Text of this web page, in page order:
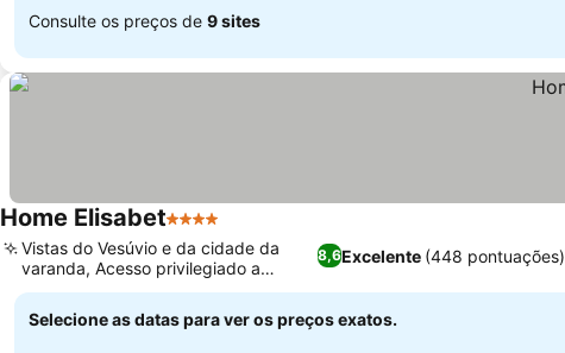
Consulte os preços de 9 sites
Home Elisabet4 Estrelas
8,6Excelente (448 pontuações)
Vistas do Vesúvio e da cidade da
varanda, Acesso privilegiado a
transportes
Selecione as datas para ver os preços exatos.